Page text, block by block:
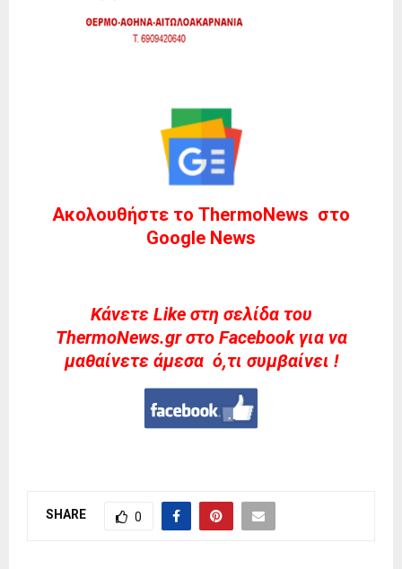
Ακολουθήστε το ThermoNews στο
Google News
Kάνετε Like στη σελίδα του
ThermoNews.gr στο Facebook για να
μαθαίνετε άμεσα ό,τι συμβαίνει !
SHARE 0